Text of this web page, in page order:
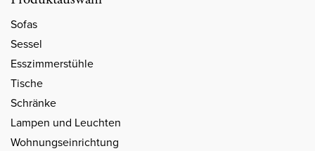
Sofas
Sessel
Esszimmerstühle
Tische
Schränke
Lampen und Leuchten
Wohnungseinrichtung